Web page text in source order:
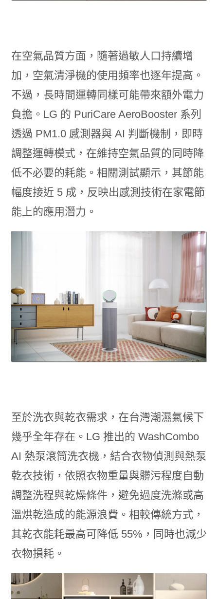
在空氣品質方面，隨著過敏人口持續增
加，空氣清淨機的使用頻率也逐年提高。
不過，長時間運轉同樣可能帶來額外電力
負擔。LG 的 PuriCare AeroBooster 系列
透過 PM1.0 感測器與 AI 判斷機制，即時
調整運轉模式，在維持空氣品質的同時降
低不必要的耗能。相關測試顯示，其節能
幅度接近 5 成，反映出感測技術在家電節
能上的應用潛力。
至於洗衣與乾衣需求，在台灣潮濕氣候下
幾乎全年存在。LG 推出的 WashCombo
AI 熱泵滾筒洗衣機，結合衣物偵測與熱泵
乾衣技術，依照衣物重量與髒污程度自動
調整洗程與乾燥條件，避免過度洗滌或高
溫烘乾造成的能源浪費。相較傳統方式，
其乾衣能耗最高可降低 55%，同時也減少
衣物損耗。